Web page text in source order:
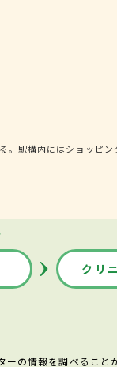
駅構内にはショッピン
クリ
の情報を調べること